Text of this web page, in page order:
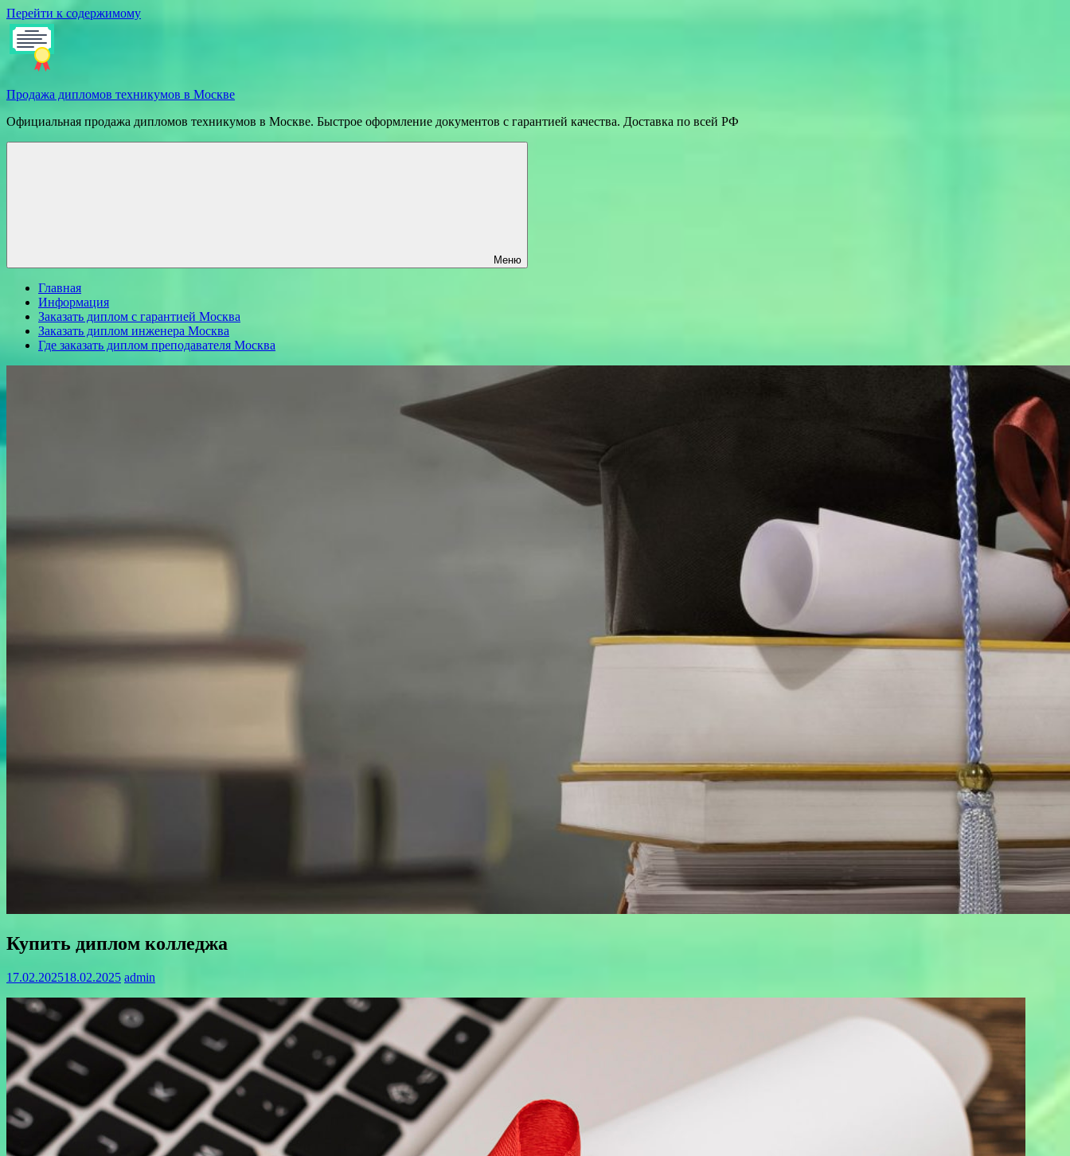
Перейти к содержимому
Продажа дипломов техникумов в Москве
Официальная продажа дипломов техникумов в Москве. Быстрое оформление документов с гарантией качества. Доставка по всей РФ
Меню
Главная
Информация
Заказать диплом с гарантией Москва
Заказать диплом инженера Москва
Где заказать диплом преподавателя Москва
Купить диплом колледжа
17.02.202518.02.2025 admin